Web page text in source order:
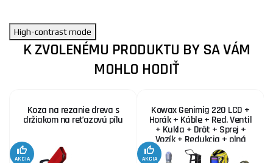
High-contrast mode
K ZVOLENÉMU PRODUKTU BY SA VÁM
MOHLO HODIŤ
Koza na rezanie dreva s
držiakom na reťazovú pílu
AKCIA
Kowax Genimig 220 LCD +
Horák + Káble + Red. Ventil
+ Kukla + Drôt + Sprej +
Vozík + Redukcia + plná
Fľaša Co2
AKCIA